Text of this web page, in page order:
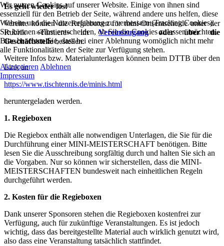
Es geht wieder los!
Vereine können die Regieboxen für mini-Ortsentscheide unter der
Rubrik »Turniere« imVereinszugangoder über die
Geschäftsstellebestellen.
Weitere Infos bzw. Materialunterlagen können beim DTTB über den
Link an
https://www.tischtennis.de/minis.html
heruntergeladen werden.
1. Regieboxen
Die Regiebox enthält alle notwendigen Unterlagen, die Sie für die
Durchführung einer MINI-MEISTERSCHAFT benötigen. Bitte
lesen Sie die Ausschreibung sorgfältig durch und halten Sie sich an
die Vorgaben. Nur so können wir sicherstellen, dass die MINI-
MEISTERSCHAFTEN bundesweit nach einheitlichen Regeln
durchgeführt werden.
2. Kosten für die Regieboxen
Dank unserer Sponsoren stehen die Regieboxen kostenfrei zur
Verfügung, auch für zukünftige Veranstaltungen. Es ist jedoch
wichtig, dass das bereitgestellte Material auch wirklich genutzt wird,
also dass eine Veranstaltung tatsächlich stattfindet.
Wir nutzen Cookies auf unserer Website. Einige von ihnen sind
essenziell für den Betrieb der Seite, während andere uns helfen, diese
Website und die Nutzererfahrung zu verbessern (Tracking Cookies).
Sie können selbst entscheiden, ob Sie die Cookies zulassen möchten.
Bitte beachten Sie, dass bei einer Ablehnung womöglich nicht mehr
alle Funktionalitäten der Seite zur Verfügung stehen.
Akzeptieren Ablehnen
Impressum